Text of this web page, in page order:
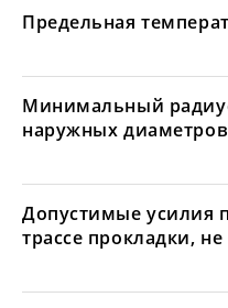
Предельная
Минимальный
наружных
Допустимые усилия
трассе прокладки,